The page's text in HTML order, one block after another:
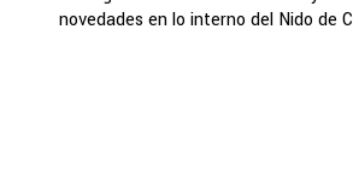
novedades en lo interno del Nido de